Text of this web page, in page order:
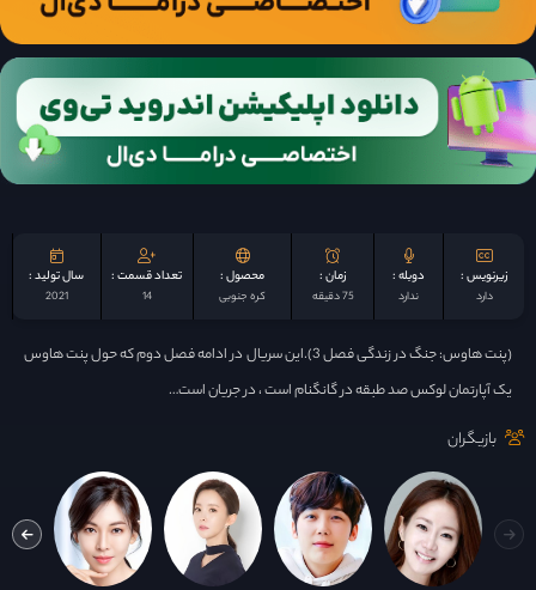
زیرنویس :
دارد
دوبله :
ندارد
زمان :
75 دقیقه
محصول :
کره جنوبی
تعداد قسمت :
14
سال تولید :
2021
(پنت هاوس: جنگ در زندگی فصل 3).این سریال در ادامه فصل دوم که حول پنت هاوس
یک آپارتمان لوکس صد طبقه در گانگنام است ، در جریان است…
بازیگران